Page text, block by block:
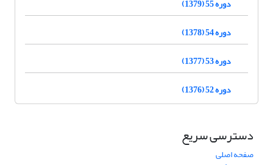
دوره 55 (1379)
دوره 54 (1378)
دوره 53 (1377)
دوره 52 (1376)
دسترسی سریع
صفحه اصلی